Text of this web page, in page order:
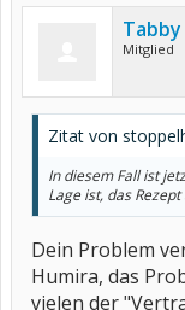
Tabby
Mitglied
Zitat von
In diesem Fall ist
Lage ist, das
Dein Problem
Humira, das
vielen der